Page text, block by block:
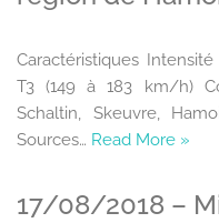
Caractéristiques
T3 (149 à 183 km/h)
Schaltin, Skeuvre,
Sources… Read More »
17/08/2018 –